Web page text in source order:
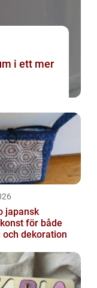
för både
och dekoration